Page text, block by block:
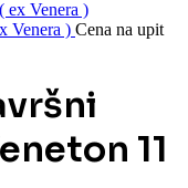
Venera ) Cena na upit
11